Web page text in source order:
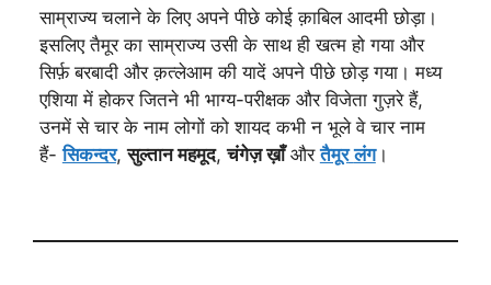
साम्राज्य चलाने के लिए अपने पीछे कोई क़ाबिल आदमी छोड़ा।
इसलिए तैमूर का साम्राज्य उसी के साथ ही खत्म हो गया और
सिर्फ़ बरबादी और क़त्लेआम की यादें अपने पीछे छोड़ गया। मध्य
एशिया में होकर जितने भी भाग्य-परीक्षक और विजेता गुज़रे हैं,
उनमें से चार के नाम लोगों को शायद कभी न भूले वे चार नाम
हैं-सिकन्दर,सुल्तान महमूद,चंगेज़ ख़ाँऔरतैमूर लंग।